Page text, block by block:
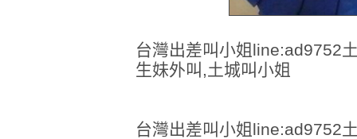
台灣出差叫小姐line:ad9752
生妹外叫,土城叫小姐
台灣出差叫小姐line:ad9752